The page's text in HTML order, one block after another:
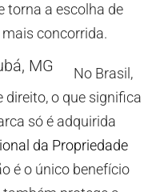
torna a escolha de
concorrida.
No Brasil,
o que significa
só é adquirida
da Propriedade
é o único benefício